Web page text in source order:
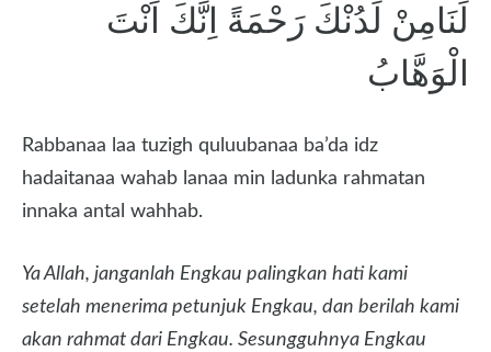
لَنَامِنْ لَدُنْكَ رَحْمَةً اِنَّكَ اَنْتَ
الْوَهَّابُ
Rabbanaa laa tuzigh quluubanaa ba’da idz
hadaitanaa wahab lanaa min ladunka rahmatan
innaka antal wahhab.
Ya Allah, janganlah Engkau palingkan hati kami
setelah menerima petunjuk Engkau, dan berilah kami
akan rahmat dari Engkau. Sesungguhnya Engkau